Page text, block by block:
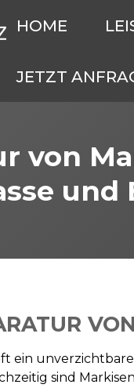
HOME
JETZT
von
und
ein
sind